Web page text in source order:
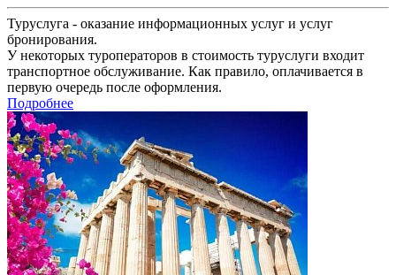
Туруслуга - оказание информационных услуг и услуг
бронирования.
У некоторых туроператоров в стоимость туруслуги входит
транспортное обслуживание. Как правило, оплачивается в
первую очередь после оформления.
Подробнее